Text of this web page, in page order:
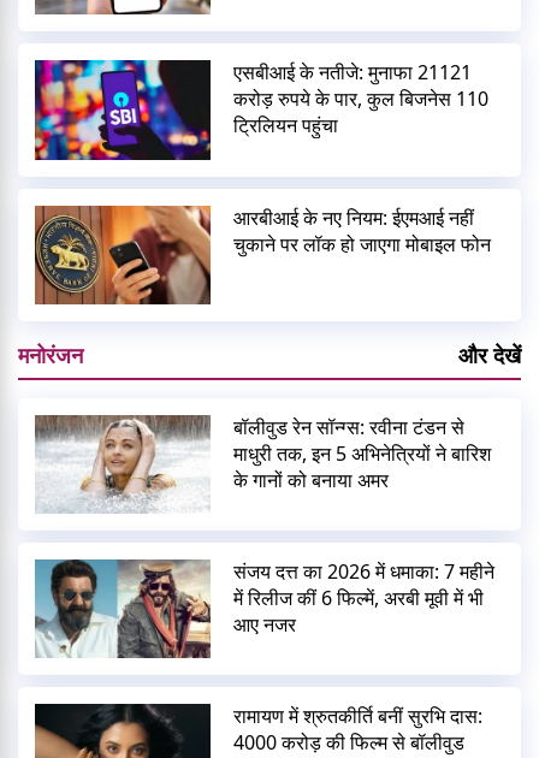
एसबीआई के नतीजे: मुनाफा 21121
करोड़ रुपये के पार, कुल बिजनेस 110
ट्रिलियन पहुंचा
आरबीआई के नए नियम: ईएमआई नहीं
चुकाने पर लॉक हो जाएगा मोबाइल फोन
मनोरंजन और देखें
बॉलीवुड रेन सॉन्ग्स: रवीना टंडन से
माधुरी तक, इन 5 अभिनेत्रियों ने बारिश
के गानों को बनाया अमर
संजय दत्त का 2026 में धमाका: 7 महीने
में रिलीज कीं 6 फिल्में, अरबी मूवी में भी
आए नजर
रामायण में श्रुतकीर्ति बनीं सुरभि दास:
4000 करोड़ की फिल्म से बॉलीवुड